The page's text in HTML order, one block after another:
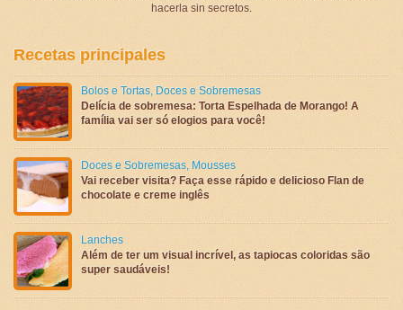
hacerla sin secretos.
Recetas principales
Bolos e Tortas, Doces e Sobremesas
Delícia de sobremesa: Torta Espelhada de Morango! A
família vai ser só elogios para você!
Doces e Sobremesas, Mousses
Vai receber visita? Faça esse rápido e delicioso Flan de
chocolate e creme inglês
Lanches
Além de ter um visual incrível, as tapiocas coloridas são
super saudáveis!